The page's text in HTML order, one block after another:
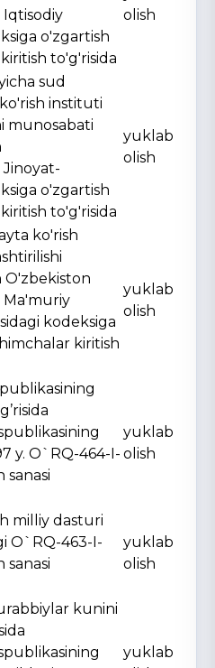
Iqtisodiy
o'zgartish
to'g'risida
olish
sud
instituti
munosabati
o'zgartish
to'g'risida
yuklab
olish
ko'rish
O'zbekiston
Ma'muriy
kodeksiga
kiritish
yuklab
olish
y. O`RQ-464-I-
sanasi
yuklab
olish
milliy dasturi
O`RQ-463-I-
sanasi
yuklab
olish
kunini
yuklab